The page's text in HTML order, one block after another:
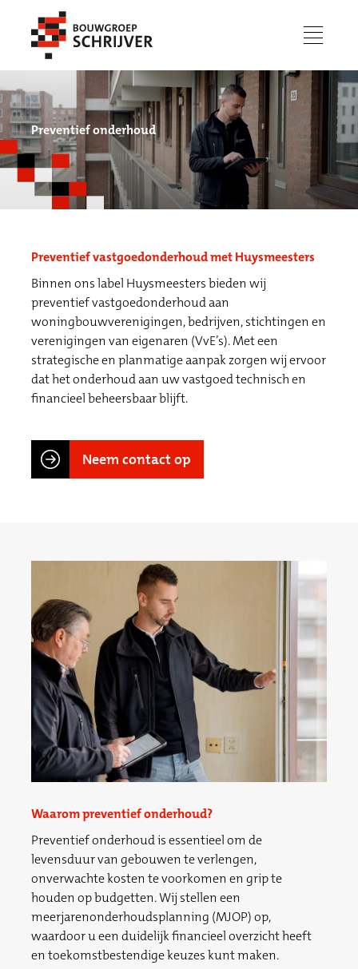
menu
Werken bij
Preventief onderhoud
Preventief vastgoedonderhoud met Huysmeesters
Binnen ons label Huysmeesters bieden wij
preventief vastgoedonderhoud aan
woningbouwverenigingen, bedrijven, stichtingen en
verenigingen van eigenaren (VvE’s). Met een
strategische en planmatige aanpak zorgen wij ervoor
dat het onderhoud aan uw vastgoed technisch en
financieel beheersbaar blijft.
Neem contact op
Waarom preventief onderhoud?
Preventief onderhoud is essentieel om de
levensduur van gebouwen te verlengen,
onverwachte kosten te voorkomen en grip te
houden op budgetten. Wij stellen een
meerjarenonderhoudsplanning (MJOP) op,
waardoor u een duidelijk financieel overzicht heeft
en toekomstbestendige keuzes kunt maken.